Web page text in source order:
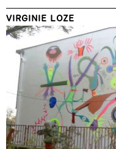
VIRGINIE LOZE